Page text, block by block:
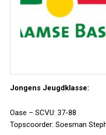
Jongens Jeugdklasse:
Oase – SCVU: 37-88
Topscoorder: Soesman